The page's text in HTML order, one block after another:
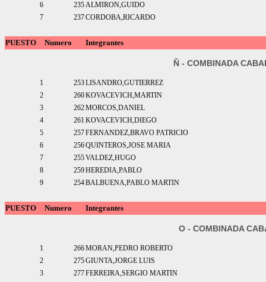
6
235ALMIRON,GUIDO
7
237CORDOBA,RICARDO
PUESTO Numero Integrantes
Ñ - COMBINADA
1 253LISANDRO,GUTIERREZ
2
260KOVACEVICH,MARTIN
3
262MORCOS,DANIEL
4
261 KOVACEVICH,DIEGO
5
257FERNANDEZ,BRAVO PATRICIO
6
256QUINTEROS,JOSE MARIA
7
255VALDEZ,HUGO
8
259HEREDIA,PABLO
9
254BALBUENA,PABLO MARTIN
PUESTO Numero Integrantes
O - COMBINADA
1 266MORAN,PEDRO ROBERTO
2
275GIUNTA,JORGE LUIS
3
277FERREIRA,SERGIO MARTIN